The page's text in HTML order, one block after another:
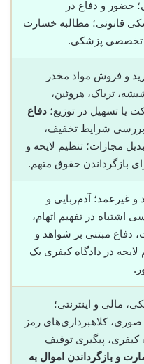
حضور و دفاع در
قانونی؛ مطالبه خسارت
تخصصی پزشکی.
و فروش مواد مخدر
تریاک، هروئین،
یا تسهیل در توزیع؛ دفاع
بررسی شرایط تخفیف،
مجازات؛ تنظیم لایحه و
بازگرداندن حقوق متهم.
غیرعمد؛ آدم‌ربایی و
اشتباه در تفهیم اتهام،
دفاع مبتنی بر شواهد و
در دادگاه کیفری یک
مالی و اینترنتی؛
کلاهبرداری‌های رمز
کیفری، پیگیری توقیف
و بازگرداندن اموال به